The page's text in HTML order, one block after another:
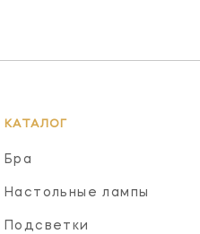
КАТАЛОГ
Бра
Настольные лампы
Подсветки